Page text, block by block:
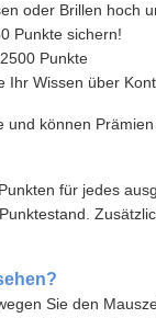
oder Brillen hoch
Punkte sichern!
Punkte
Ihr Wissen über
können Prämien
für jedes
Sie den